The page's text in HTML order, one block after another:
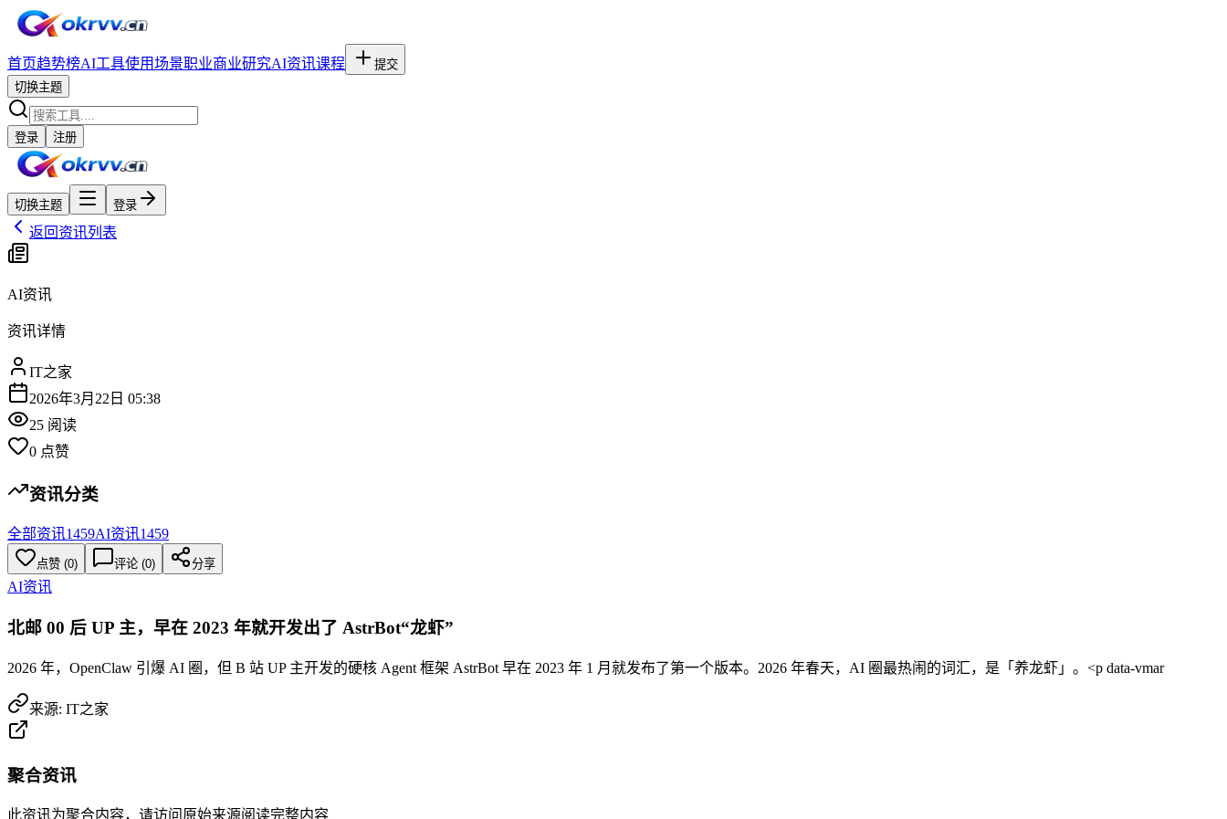
首页趋势榜AI工具使用场景职业商业研究AI资讯课程
提交
切换主题
登录 注册
切换主题 登录
返回资讯列表
AI资讯
资讯详情
IT之家
2026年3月22日 05:38
25 阅读
0 点赞
资讯分类
全部资讯1459AI资讯1459
点赞 (0) 评论 (0) 分享
AI资讯
北邮 00 后 UP 主，早在 2023 年就开发出了 AstrBot“龙虾”
2026 年，OpenClaw 引爆 AI 圈，但 B 站 UP 主开发的硬核 Agent 框架 AstrBot 早在 2023 年 1 月就发布了第一个版本。2026 年春天，AI 圈最热闹的词汇，是「养龙虾」。<p data-vmar
来源: IT之家
聚合资讯
此资讯为聚合内容，请访问原始来源阅读完整内容